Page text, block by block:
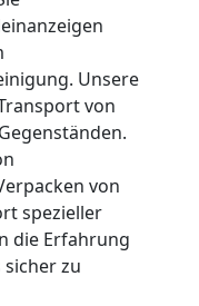
Unsere
von
von
spezieller
die Erfahrung
zu